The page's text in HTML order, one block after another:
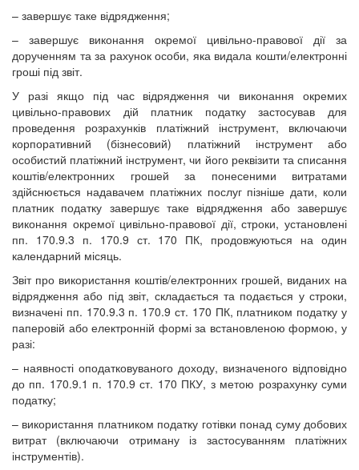
– завершує таке відрядження;
– завершує виконання окремої цивільно-правової дії за
дорученням та за рахунок особи, яка видала кошти/електронні
гроші під звіт.
У разі якщо під час відрядження чи виконання окремих
цивільно-правових дій платник податку застосував для
проведення розрахунків платіжний інструмент, включаючи
корпоративний (бізнесовий) платіжний інструмент або
особистий платіжний інструмент, чи його реквізити та списання
коштів/електронних грошей за понесеними витратами
здійснюється надавачем платіжних послуг пізніше дати, коли
платник податку завершує таке відрядження або завершує
виконання окремої цивільно-правової дії, строки, установлені
пп. 170.9.3 п. 170.9 ст. 170 ПК, продовжуються на один
календарний місяць.
Звіт про використання коштів/електронних грошей, виданих на
відрядження або під звіт, складається та подається у строки,
визначені пп. 170.9.3 п. 170.9 ст. 170 ПК, платником податку у
паперовій або електронній формі за встановленою формою, у
разі:
– наявності оподатковуваного доходу, визначеного відповідно
до пп. 170.9.1 п. 170.9 ст. 170 ПКУ, з метою розрахунку суми
податку;
– використання платником податку готівки понад суму добових
витрат (включаючи отриману із застосуванням платіжних
інструментів).